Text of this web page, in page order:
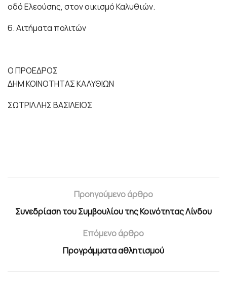
οδό Ελεούσης, στον οικισμό Καλυθιών.
6. Αιτήματα πολιτών
Ο ΠΡΟΕΔΡΟΣ
ΔΗΜ ΚΟΙΝΟΤΗΤΑΣ ΚΑΛΥΘΙΩΝ
ΣΩΤΡΙΛΛΗΣ ΒΑΣΙΛΕΙΟΣ
Προηγούμενο άρθρο
Συνεδρίαση του Συμβουλίου της Κοινότητας Λίνδου
Επόμενο άρθρο
Προγράμματα αθλητισμού